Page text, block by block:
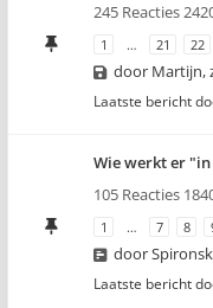
245 Reacties
1 … 21 22
door Martijn,
Laatste bericht
Wie werkt er
105 Reacties
1 … 7 8
door
Laatste bericht